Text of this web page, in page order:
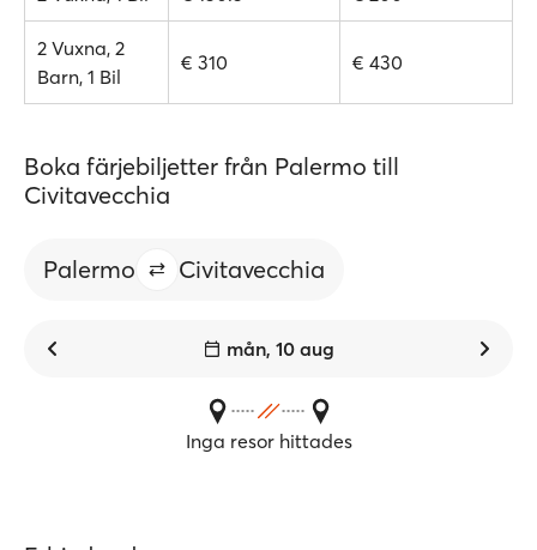
2 Vuxna, 2
Barn, 1 Bil
€ 310 € 430
Boka färjebiljetter från Palermo till
Civitavecchia
Palermo Civitavecchia
mån, 10 aug
Inga resor hittades